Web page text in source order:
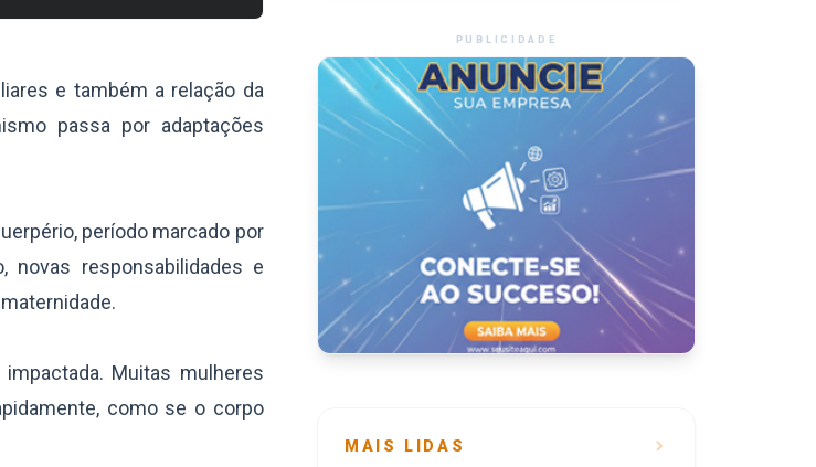
e também a relação da
passa por adaptações
período marcado por
novas responsabilidades e
Muitas mulheres
como se o corpo
PUBLICIDADE
MAIS LIDAS